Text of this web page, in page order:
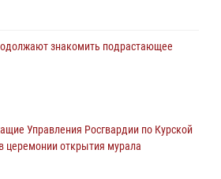
знакомить подрастающее
Управления Росгвардии по Курской
церемонии открытия мурала